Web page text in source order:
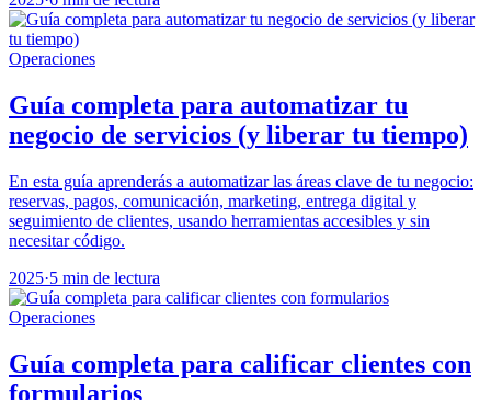
Operaciones
Guía completa para automatizar tu
negocio de servicios (y liberar tu tiempo)
En esta guía aprenderás a automatizar las áreas clave de tu negocio:
reservas, pagos, comunicación, marketing, entrega digital y
seguimiento de clientes, usando herramientas accesibles y sin
necesitar código.
2025·5 min de lectura
Operaciones
Guía completa para calificar clientes con
formularios